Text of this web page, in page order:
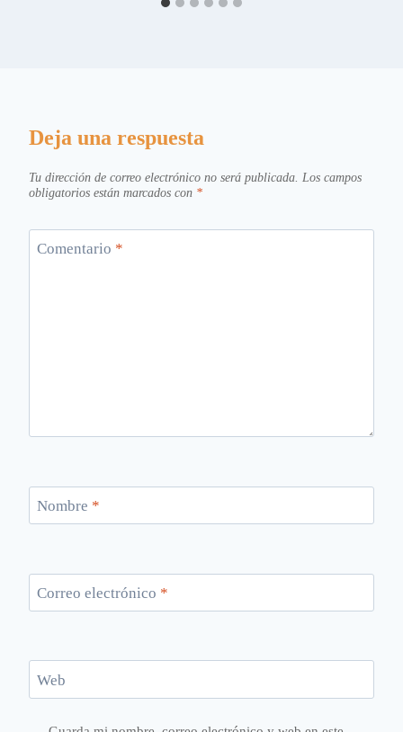
Deja una respuesta
Tu dirección de correo electrónico no será publicada. Los campos
obligatorios están marcados con *
Comentario *
Nombre *
Correo electrónico *
Web